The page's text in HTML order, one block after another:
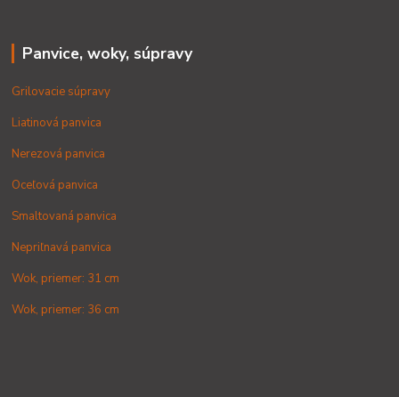
Panvice, woky, súpravy
Grilovacie súpravy
Liatinová panvica
Nerezová panvica
Oceľová panvica
Smaltovaná panvica
Nepriľnavá panvica
Wok, priemer: 31 cm
Wok, priemer: 36 cm